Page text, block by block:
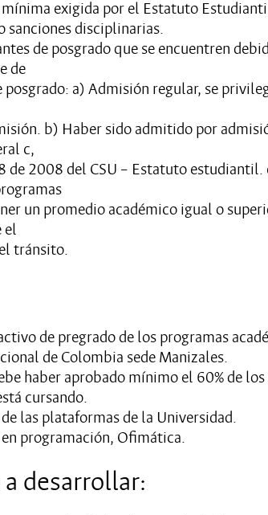
mínima exigida por el Estatuto
sanciones disciplinarias.
de posgrado que se encuentren
de
posgrado: a) Admisión regular, se
b) Haber sido admitido por
c,
de 2008 del CSU – Estatuto
un promedio académico igual o
el
tránsito.
de pregrado de los programas
de Colombia sede Manizales.
haber aprobado mínimo el 60% de
cursando.
las plataformas de la Universidad.
programación, Ofimática.
desarrollar: